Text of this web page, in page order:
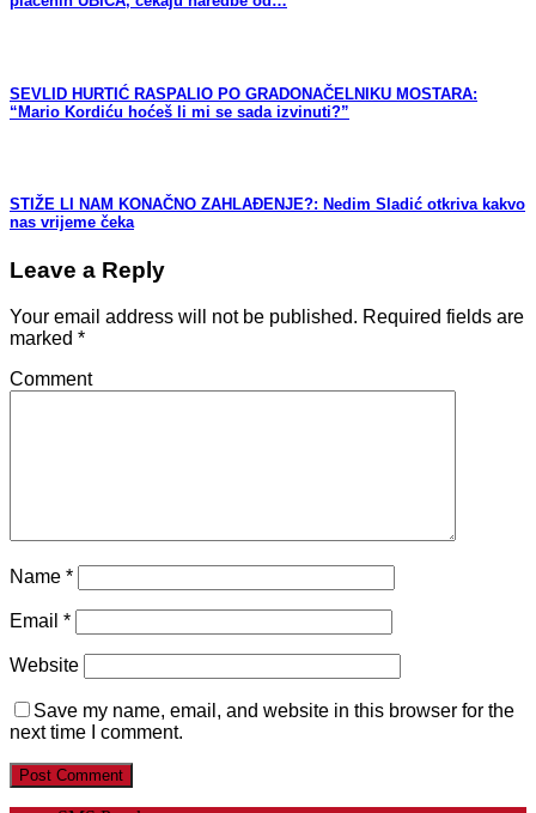
SEVLID HURTIĆ RASPALIO PO GRADONAČELNIKU MOSTARA:
“Mario Kordiću hoćeš li mi se sada izvinuti?”
STIŽE LI NAM KONAČNO ZAHLAĐENJE?: Nedim Sladić otkriva kakvo
nas vrijeme čeka
Leave a Reply
Your email address will not be published. Required fields are
marked *
Comment
Name *
Email *
Website
Save my name, email, and website in this browser for the
next time I comment.